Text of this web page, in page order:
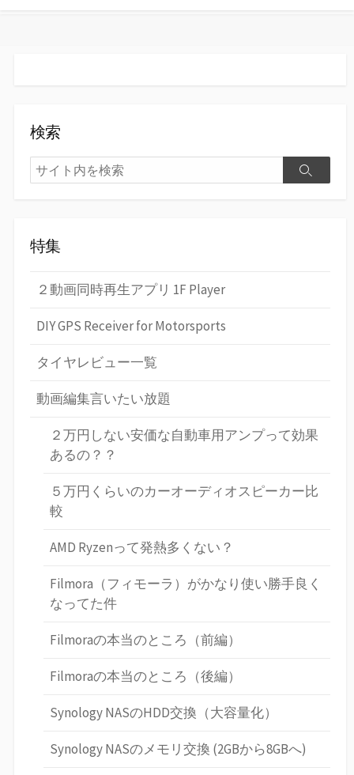
検索
検
索
検
特集
２動画同時再生アプリ 1F Player
DIY GPS Receiver for Motorsports
タイヤレビュー一覧
動画編集言いたい放題
２万円しない安価な自動車用アンプって効果
あるの？？
５万円くらいのカーオーディオスピーカー比
較
AMD Ryzenって発熱多くない？
Filmora（フィモーラ）がかなり使い勝手良く
なってた件
Filmoraの本当のところ（前編）
Filmoraの本当のところ（後編）
Synology NASのHDD交換（大容量化）
Synology NASのメモリ交換 (2GBから8GBへ)